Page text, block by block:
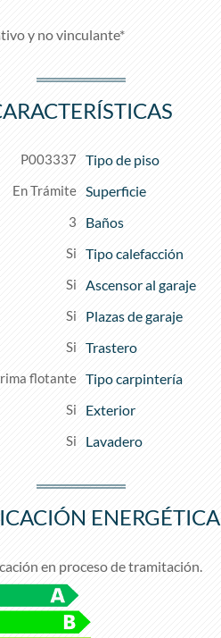
y no vinculante*
P003337 Tipo de piso
En Trámite Superficie
3 Baños
Tipo calefacción
Ascensor al garaje
Plazas de garaje
Trastero
flotante Tipo carpintería
Exterior
Lavadero
ENERGÉTICA
en proceso de tramitación.